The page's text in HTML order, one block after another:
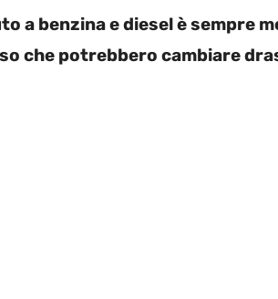
a benzina e diesel è sempre
che potrebbero cambiare